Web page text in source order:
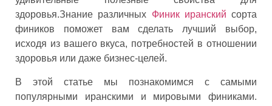
здоровья.Знание различных Финик иранский сорта
фиников поможет вам сделать лучший выбор,
исходя из вашего вкуса, потребностей в отношении
здоровья или даже бизнес-целей.
В этой статье мы познакомимся с самыми
популярными иранскими и мировыми финиками.